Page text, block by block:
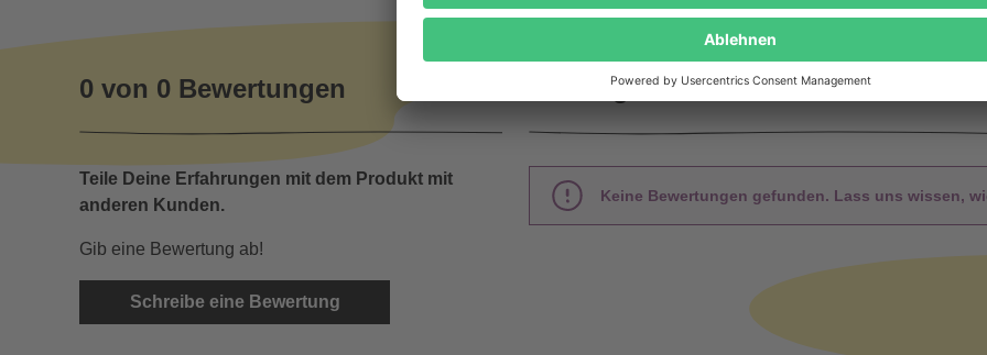
0 von 0 Bewertungen
Teile Deine Erfahrungen mit dem Produkt mit
anderen Kunden.
Gib eine Bewertung ab!
Schreibe eine Bewertung
Das sagen unsere Kunden
Keine Bewertungen gefunden. Lass uns wissen,